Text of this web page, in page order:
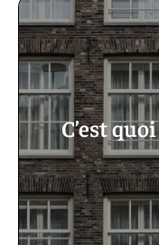
C’est